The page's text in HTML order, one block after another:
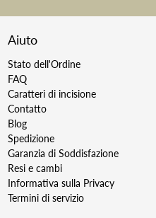
Aiuto
Stato dell'Ordine
FAQ
Caratteri di incisione
Contatto
Blog
Spedizione
Garanzia di Soddisfazione
Resi e cambi
Informativa sulla Privacy
Termini di servizio